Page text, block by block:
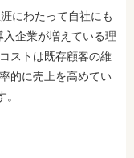
にわたって自社にも
企業が増えている理
ストは既存顧客の維
的に売上を高めてい